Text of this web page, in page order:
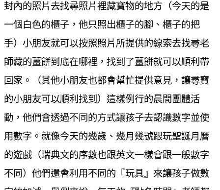
封內的照片去找尋照片裡藏寶物的地方（今天的是
一個白色的櫃子，他只照出櫃子的腳、櫃子的把
手）小朋友就可以按照照片所提供的線索去找尋老
師藏的薑餅到底在哪裡，找到了薑餅就可以順利帶
回家。（其他小朋友也都會幫忙提供意見，讓尋寶
的小朋友可以順利找到） 這樣例行的晨間團體活
動，他們會透過不同的方式讓孩子去認識數字並使
用數字。就像今天的幾歲、幾月幾號跟玩聖誕月曆
的遊戲（瑞典文的序數也跟英文一樣會跟一般數字
不同）他們還會利用不同的『玩具』來讓孩子做數